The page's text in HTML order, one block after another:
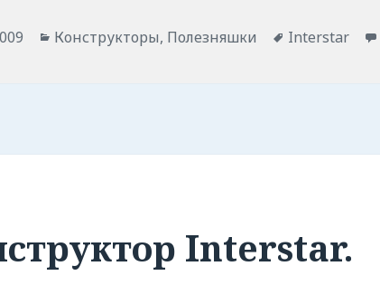
Рубрики
Конструкторы, Полезняшки Метки
Interstar
Interstar.